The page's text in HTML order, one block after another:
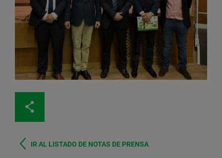
IR AL LISTADO DE NOTAS DE PRENSA